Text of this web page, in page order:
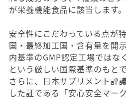
が栄養機能食品に該当します。
安全性にこだわっている点が
国・最終加工国・含有量を開
内基準のGMP認定工場ではな
という厳しい国際基準のもと
さらに、日本サプリメント評
した証である「安心安全マー